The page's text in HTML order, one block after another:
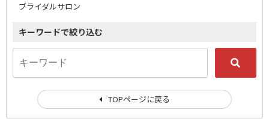
ブライダルサロン
キーワードで絞り込む
TOPページに戻る